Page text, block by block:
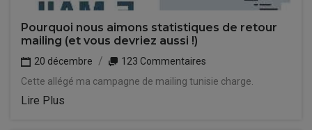
Pourquoi nous aimons statistiques de retour
mailing (et vous devriez aussi !)
20 décembre
123 Commentaires
Cette allégé ma campagne de mailing tunisie charge.
Lire Plus